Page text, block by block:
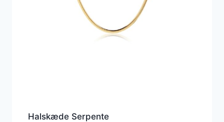
Halskæde Serpente